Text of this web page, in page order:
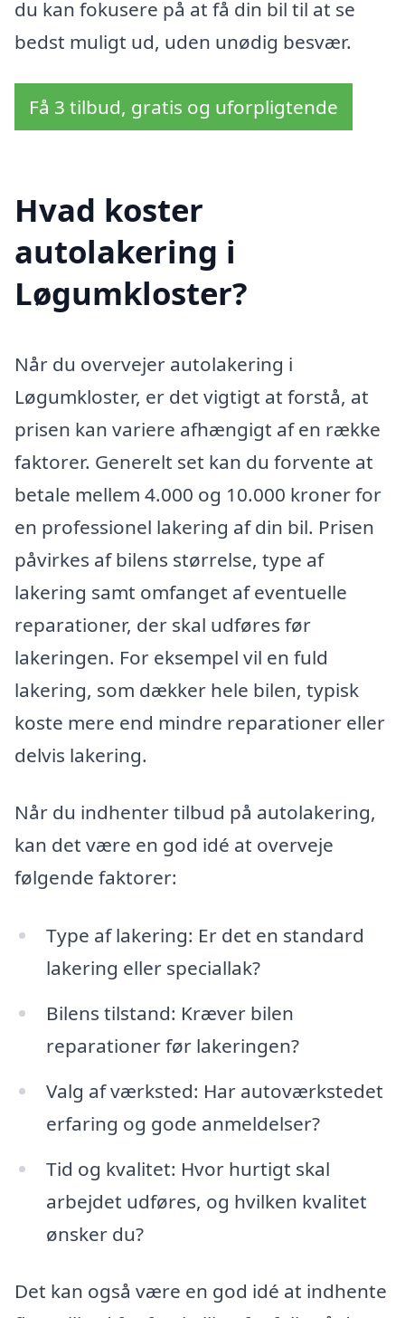
du kan fokusere på at få din bil til at se
bedst muligt ud, uden unødig besvær.
Få 3 tilbud, gratis og uforpligtende
Hvad koster
autolakering i
Løgumkloster?
Når du overvejer autolakering i
Løgumkloster, er det vigtigt at forstå, at
prisen kan variere afhængigt af en række
faktorer. Generelt set kan du forvente at
betale mellem 4.000 og 10.000 kroner for
en professionel lakering af din bil. Prisen
påvirkes af bilens størrelse, type af
lakering samt omfanget af eventuelle
reparationer, der skal udføres før
lakeringen. For eksempel vil en fuld
lakering, som dækker hele bilen, typisk
koste mere end mindre reparationer eller
delvis lakering.
Når du indhenter tilbud på autolakering,
kan det være en god idé at overveje
følgende faktorer:
Type af lakering: Er det en standard
lakering eller speciallak?
Bilens tilstand: Kræver bilen
reparationer før lakeringen?
Valg af værksted: Har autoværkstedet
erfaring og gode anmeldelser?
Tid og kvalitet: Hvor hurtigt skal
arbejdet udføres, og hvilken kvalitet
ønsker du?
Det kan også være en god idé at indhente